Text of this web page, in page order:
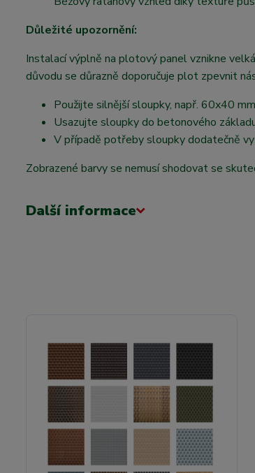
Důležité upozornění:
Instalací výplně na plotový panel vznikne
důvodu se důrazně doporučuje plot zpevnit
Použijte silnější sloupky, např. 60x40
Usazujte sloupky do betonového
V případě potřeby sloupky dodatečně
Zobrazené barvy se nemusí shodovat se
Další informace